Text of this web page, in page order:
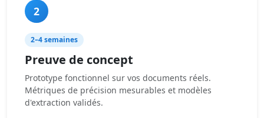
2
2–4 semaines
Preuve de concept
Prototype fonctionnel sur vos documents réels.
Métriques de précision mesurables et modèles
d'extraction validés.